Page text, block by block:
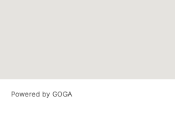
Powered by GOGA